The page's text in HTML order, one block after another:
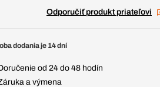
Odporučiť produkt priateľovi
dodania je 14 dní
od 24 do 48 hodín
a výmena